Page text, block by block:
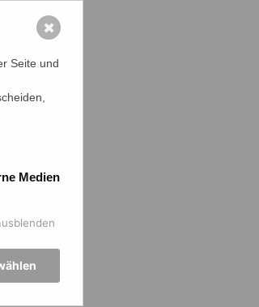
Seite und
Medien
✖